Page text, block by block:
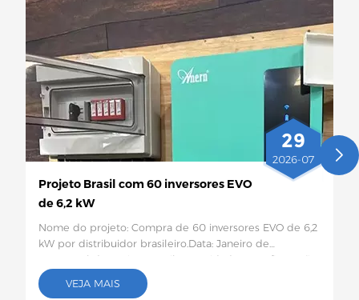
29
2026-07
Projeto Brasil com 60 inversores EVO
de 6,2 kW
Nome do projeto: Compra de 60 inversores EVO de 6,2
kW por distribuidor brasileiro.Data: Janeiro de
2026Local do projeto:Brasil Quantidade e configuração
específica: 60 inversores solares EVO de 6,2
kWDescrição do projeto:Este lote de 60 inversores
VEJA MAIS